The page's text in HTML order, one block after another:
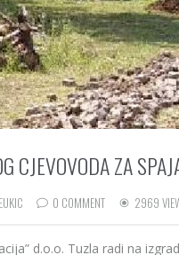
CJEVOVODA ZA
0 COMMENT 2969
d.o.o. Tuzla radi na